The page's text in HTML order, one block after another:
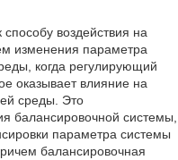
воздействия на
изменения параметра
когда регулирующий
оказывает влияние на
среды. Это
балансировочной системы,
параметра системы
балансировочная